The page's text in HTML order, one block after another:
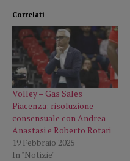
Correlati
Volley – Gas Sales
Piacenza: risoluzione
consensuale con Andrea
Anastasi e Roberto Rotari
19 Febbraio 2025
In "Notizie"